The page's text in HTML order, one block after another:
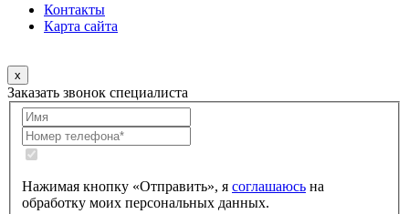
Контакты
Карта сайта
x
Заказать звонок специалиста
Нажимая кнопку «Отправить», я соглашаюсь на
обработку моих персональных данных.